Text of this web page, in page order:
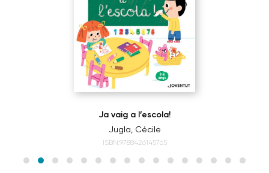
Ja vaig a l’escola!
Jugla, Cécile
ISBN:9788426145765